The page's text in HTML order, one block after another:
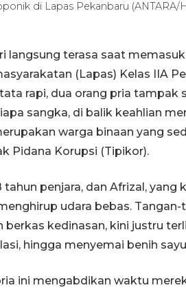
di Lapas Pekanbaru (ANTARA/
langsung terasa saat
(Lapas) Kelas IIA
rapi, dua orang pria tampak
sangka, di balik keahlian
warga binaan yang
Pidana Korupsi (Tipikor).
penjara, dan Afrizal, yang
udara bebas. Tangan-
berkas kedinasan, kini justru
hingga menyemai benih
ini mengabdikan waktu